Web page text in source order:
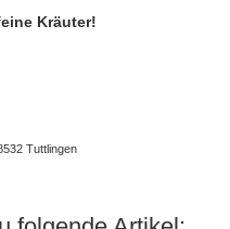
Kräuter!
Tuttlingen